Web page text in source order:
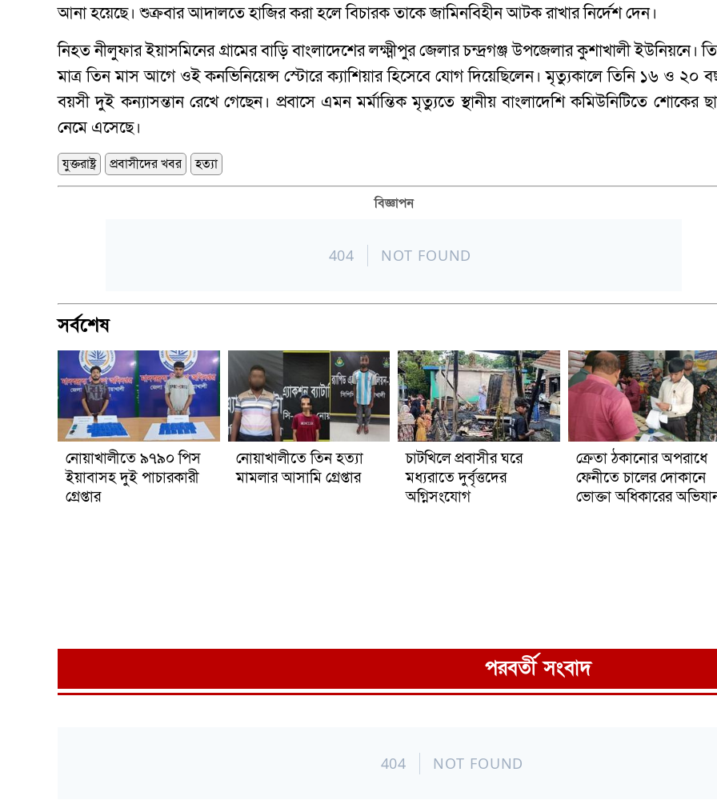
আনা হয়েছে। শুক্রবার আদালতে হাজির করা হলে বিচারক তাকে জামিনবিহীন আটক রাখার নির্দেশ দেন।
নিহত নীলুফার ইয়াসমিনের গ্রামের বাড়ি বাংলাদেশের লক্ষ্মীপুর জেলার চন্দ্রগঞ্জ উপজেলার কুশাখালী ইউনিয়নে।
মাত্র তিন মাস আগে ওই কনভিনিয়েন্স স্টোরে ক্যাশিয়ার হিসেবে যোগ দিয়েছিলেন। মৃত্যুকালে তিনি ১৬ ও ২০
বয়সী দুই কন্যাসন্তান রেখে গেছেন। প্রবাসে এমন মর্মান্তিক মৃত্যুতে স্থানীয় বাংলাদেশি কমিউনিটিতে শোকের
নেমে এসেছে।
যুক্তরাষ্ট্র প্রবাসীদের খবর হত্যা
বিজ্ঞাপন
সর্বশেষ
নোয়াখালীতে ৯৭৯০ পিস
ইয়াবাসহ দুই পাচারকারী
গ্রেপ্তার
নোয়াখালীতে তিন হত্যা
মামলার আসামি গ্রেপ্তার
চাটখিলে প্রবাসীর ঘরে
মধ্যরাতে দুর্বৃত্তদের
অগ্নিসংযোগ
ক্রেতা ঠকানোর অপরাধে
ফেনীতে চালের দোকানে
ভোক্তা অধিকারের
পরবর্তী সংবাদ